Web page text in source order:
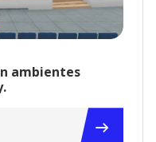
ambientes